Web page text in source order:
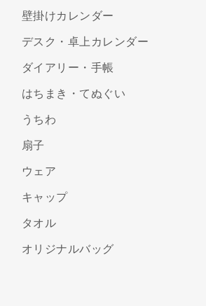
壁掛けカレンダー
デスク・卓上カレンダー
ダイアリー・手帳
はちまき・てぬぐい
うちわ
扇子
ウェア
キャップ
タオル
オリジナルバッグ